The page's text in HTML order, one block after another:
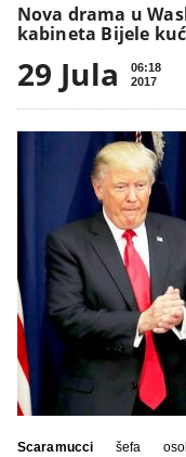
Nova drama u
kabineta Bijele
29 Jula
06:18
2017
Scaramucci šefa